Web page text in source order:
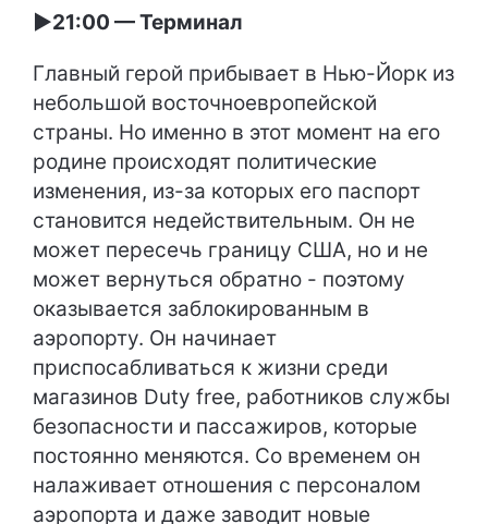
►21:00 — Терминал
Главный герой прибывает в Нью-Йорк из
небольшой восточноевропейской
страны. Но именно в этот момент на его
родине происходят политические
изменения, из-за которых его паспорт
становится недействительным. Он не
может пересечь границу США, но и не
может вернуться обратно - поэтому
оказывается заблокированным в
аэропорту. Он начинает
приспосабливаться к жизни среди
магазинов Duty free, работников службы
безопасности и пассажиров, которые
постоянно меняются. Со временем он
налаживает отношения с персоналом
аэропорта и даже заводит новые